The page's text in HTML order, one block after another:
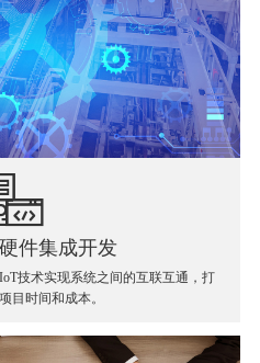
件集成开发
技术实现系统之间的互联互通，打
目时间和成本。